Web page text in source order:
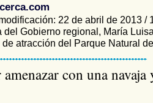
22 de abril de 2013 /
del Gobierno regional, María
atracción del Parque Natural
con una navaja